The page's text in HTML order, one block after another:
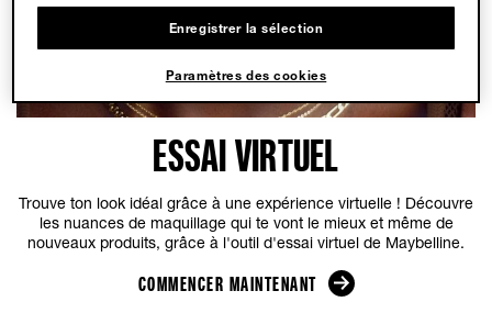
ESSAI VIRTUEL
Trouve ton look idéal grâce à une expérience virtuelle ! Découvre
les nuances de maquillage qui te vont le mieux et même de
nouveaux produits, grâce à l'outil d'essai virtuel de Maybelline.
COMMENCER MAINTENANT
Enregistrer la sélection
Paramètres des cookies